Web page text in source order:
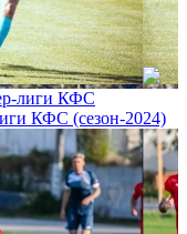
лиги КФС
КФC (сезон-2024)